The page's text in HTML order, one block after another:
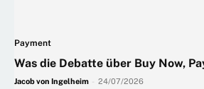
Payment
Was die Debatte über Buy Now,
Jacob von Ingelheim 24/07/2026